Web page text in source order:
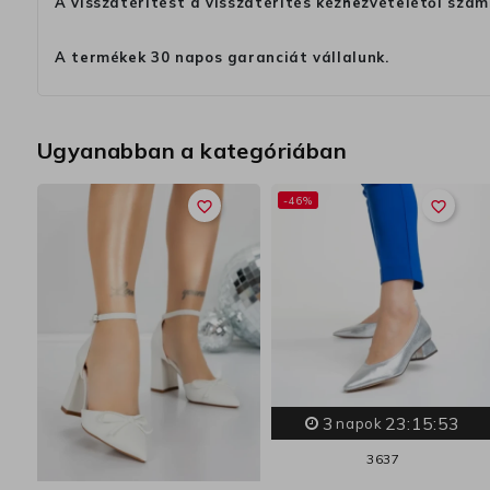
A termékek 30 napos garanciát vállalunk.
Ugyanabban a kategóriában
favorite_border favorite_border
-46%
3 napok 23:15:52
3637